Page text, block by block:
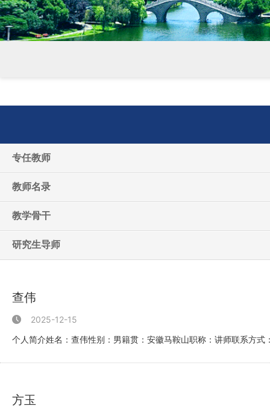
专任教师
教师名录
教学骨干
研究生导师
查伟
2025-12-15
个人简介姓名：查伟性别：男籍贯：安徽马鞍山职称：讲师联系方
方玉